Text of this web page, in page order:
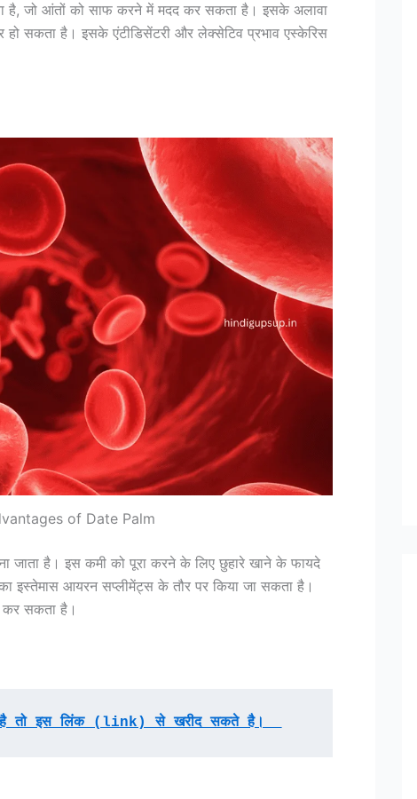
है, जो आंतों को साफ करने में मदद कर सकता है। इसके अलावा
हो सकता है। इसके एंटीडिसेंटरी और लेक्सेटिव प्रभाव एस्केरिस
of Date Palm
जाता है। इस कमी को पूरा करने के लिए छुहारे खाने के फायदे
इस्तेमास आयरन सप्लीमेंट्स के तौर पर किया जा सकता है।
कर सकता है।
है तो इस लिंक (link) से खरीद सकते है।